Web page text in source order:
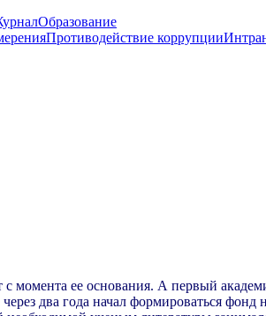
Образование
Противодействие коррупции
с момента ее основания. А первый
два года начал формироваться